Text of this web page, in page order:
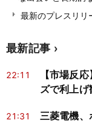
最新のプレスリリ
最新記事
22:11
【市場反
ズで利上
21:31
三菱電機、